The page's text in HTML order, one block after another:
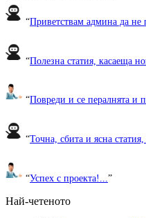
“Приветствам админа да не
“Полезна статия, касаеща
“Повреди и се пералнята и
“Точна, сбита и ясна статия,
“Успех с проекта!... ”
Най-четеното